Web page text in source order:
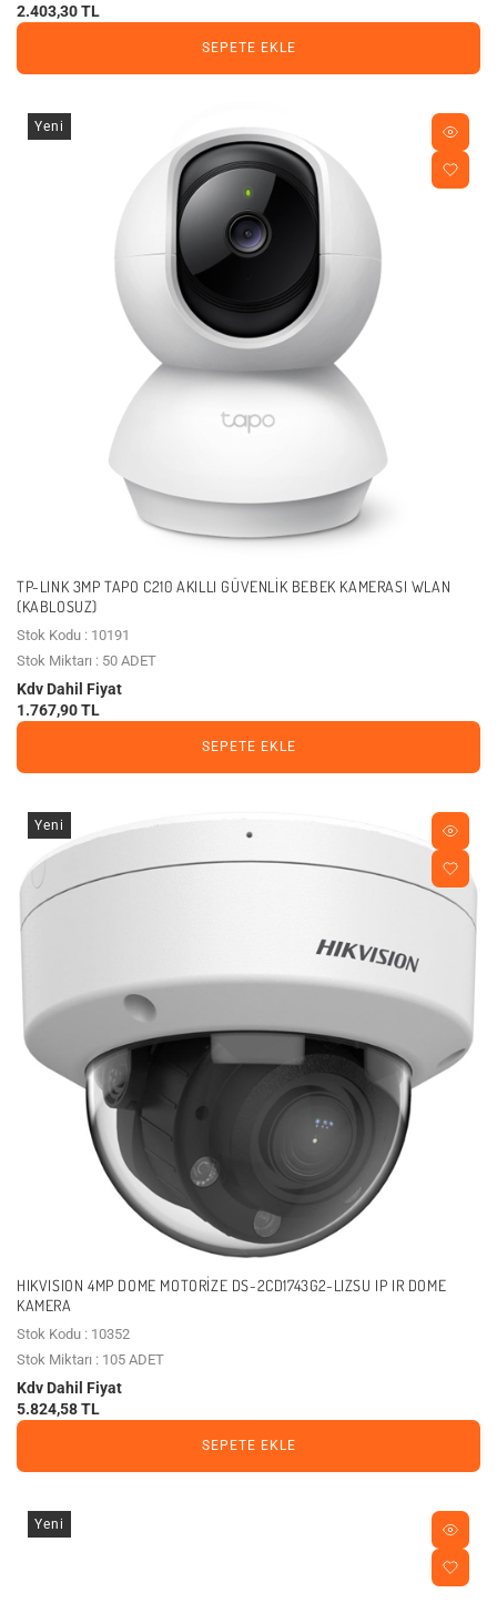
2.403,30 TL
SEPETE EKLE
Yeni
TP-LINK 3MP TAPO C210 AKILLI GÜVENLIK BEBEK KAMERASI WLAN
(KABLOSUZ)
Stok Kodu : 10191
Stok Miktarı : 50 ADET
Kdv Dahil Fiyat
1.767,90 TL
SEPETE EKLE
Yeni
HIKVISION 4MP DOME MOTORIZE DS-2CD1743G2-LIZSU IP IR DOME
KAMERA
Stok Kodu : 10352
Stok Miktarı : 105 ADET
Kdv Dahil Fiyat
5.824,58 TL
SEPETE EKLE
Yeni